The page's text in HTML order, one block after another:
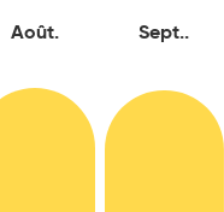
Août. Sept..